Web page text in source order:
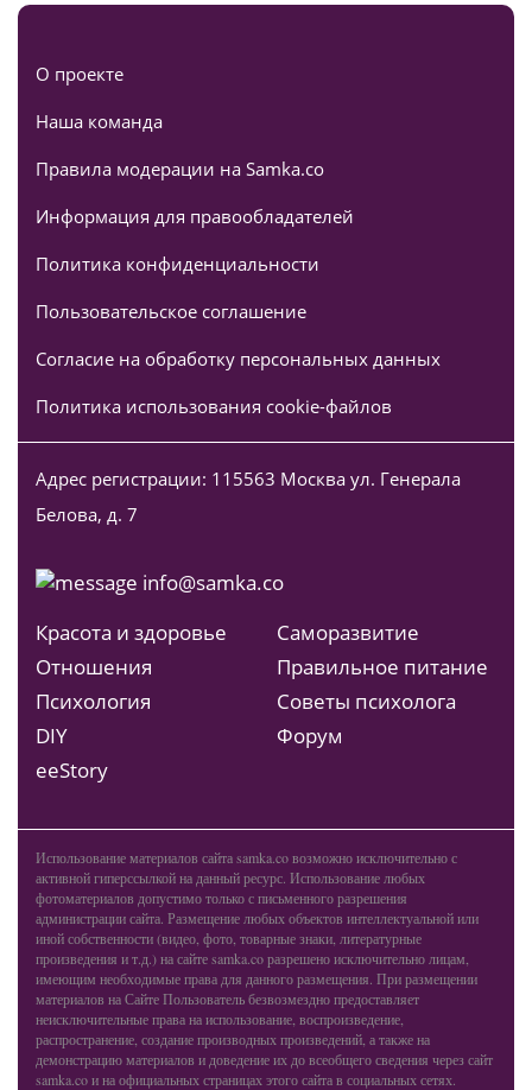
О проекте
Наша команда
Правила модерации на Samka.co
Информация для правообладателей
Политика конфиденциальности
Пользовательское соглашение
Согласие на обработку персональных данных
Политика использования cookie-файлов
Адрес регистрации: 115563 Москва ул. Генерала
Белова, д. 7
info@samka.co
Красота и здоровье
Отношения
Психология
DIY
ееStory
Саморазвитие
Правильное питание
Советы психолога
Форум
Использование материалов сайта samka.co возможно исключительно с
активной гиперссылкой на данный ресурс. Использование любых
фотоматериалов допустимо только с письменного разрешения
администрации сайта. Размещение любых объектов интеллектуальной или
иной собственности (видео, фото, товарные знаки, литературные
произведения и т.д.) на сайте samka.co разрешено исключительно лицам,
имеющим необходимые права для данного размещения. При размещении
материалов на Сайте Пользователь безвозмездно предоставляет
неисключительные права на использование, воспроизведение,
распространение, создание производных произведений, а также на
демонстрацию материалов и доведение их до всеобщего сведения через сайт
samka.co и на официальных страницах этого сайта в социальных сетях.